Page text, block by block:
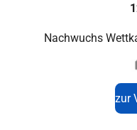
Nachwuchs
zur